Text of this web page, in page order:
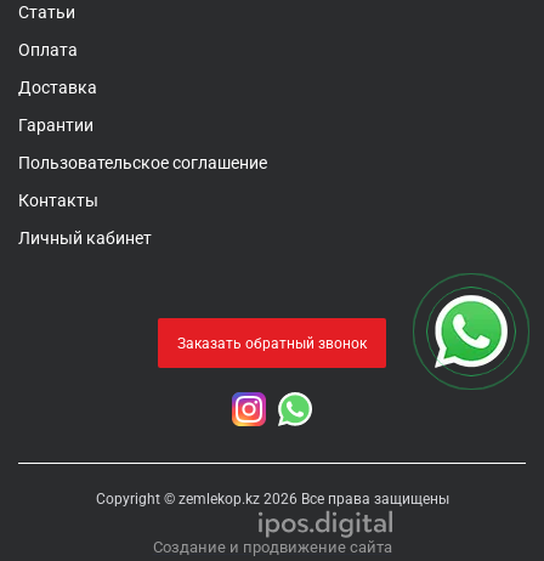
Статьи
Оплата
Доставка
Гарантии
Пользовательское соглашение
Контакты
Личный кабинет
Заказать обратный звонок
Copyright © zemlekop.kz 2026 Все права защищены
Создание и продвижение сайта